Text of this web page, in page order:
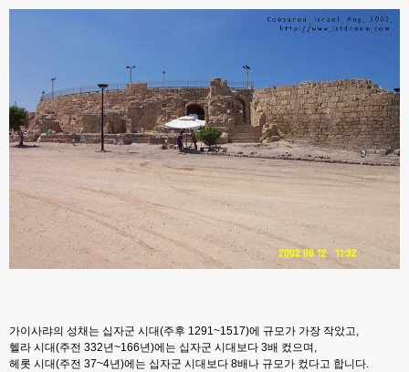
가이사랴의 성채는 십자군 시대(주후 1291~1517)에 규모가 가장 작았고,
헬라 시대(주전 332년~166년)에는 십자군 시대보다 3배 컸으며,
헤롯 시대(주전 37~4년)에는 십자군 시대보다 8배나 규모가 컸다고 합니다.